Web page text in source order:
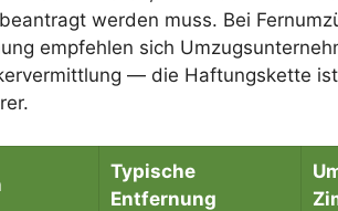
werden muss. Bei
empfehlen sich
— die Haftungskette
Typische
Entfernung